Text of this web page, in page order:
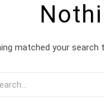
matched your